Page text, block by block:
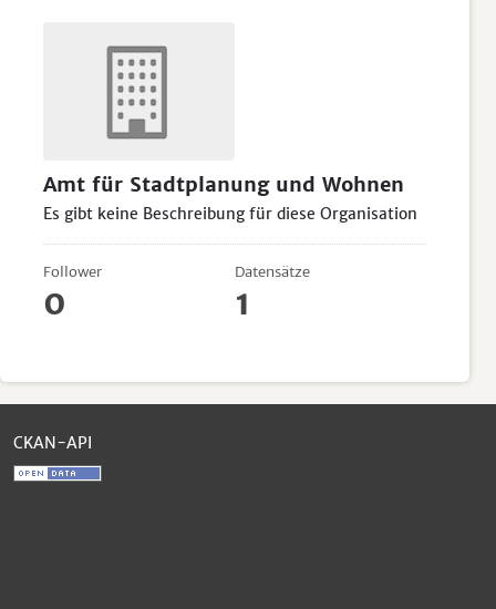
Amt für Stadtplanung und Wohnen
Es gibt keine Beschreibung für diese Organisation
Follower
0
Datensätze
1
CKAN-API